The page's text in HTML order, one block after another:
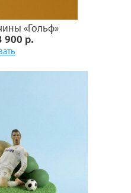
«Гольф»
900 р.